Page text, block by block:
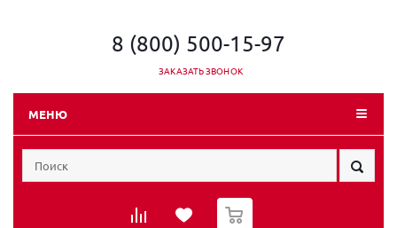
8 (800) 500-15-97
ЗАКАЗАТЬ ЗВОНОК
МЕНЮ
0